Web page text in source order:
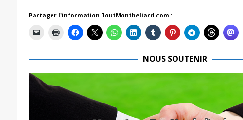
Partager l'information ToutMontbeliard.com :
NOUS SOUTENIR